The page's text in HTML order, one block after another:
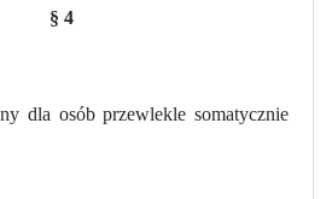
§ 4
dla osób przewlekle somatycznie